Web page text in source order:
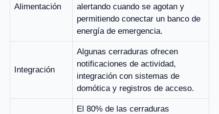
Alimentación
alertando cuando se agotan y
permitiendo conectar un banco de
energía de emergencia.
Integración
Algunas cerraduras ofrecen
notificaciones de actividad,
integración con sistemas de
domótica y registros de acceso.
El 80% de las cerraduras